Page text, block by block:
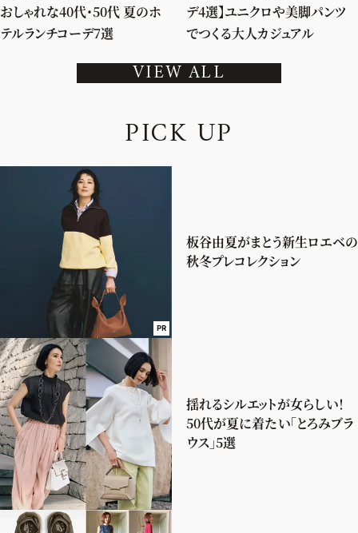
おしゃれな40代・50代 夏のホ
テルランチコーデ7選
デ4選】ユニクロや美脚パンツ
でつくる大人カジュアル
VIEW ALL
PICK UP
PR
板谷由夏がまとう新生ロエベの
秋冬プレコレクション
揺れるシルエットが女らしい！
50代が夏に着たい「とろみブラ
ウス」5選